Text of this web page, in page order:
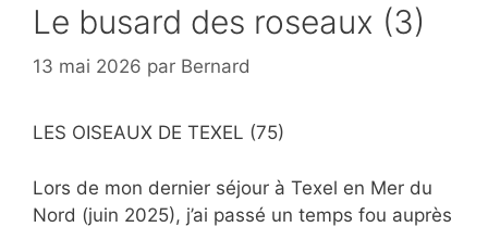
Le busard des roseaux (3)
13 mai 2026 par Bernard
LES OISEAUX DE TEXEL (75)
Lors de mon dernier séjour à Texel en Mer du
Nord (juin 2025), j’ai passé un temps fou auprès